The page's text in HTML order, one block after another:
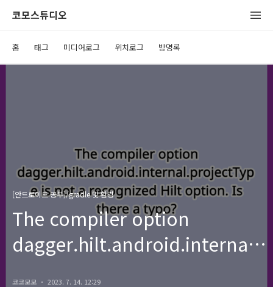
코모스튜디오
홈 태그 미디어로그 위치로그 방명록
[안드로이드 공부]/gradle 및 환경
The compiler option
코코모모 2023. 7. 14. 12:29